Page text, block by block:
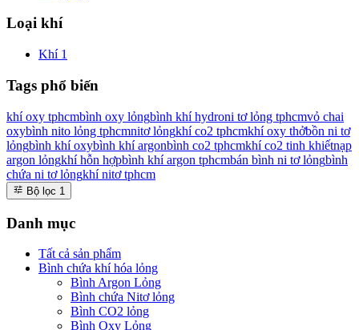
Loại khí
Khí 1
Tags phổ biến
khí oxy tphcmbình oxy lỏngbình khí hydroni tơ lỏng tphcmvỏ chai
oxybình nito lỏng tphcmnitơ lỏngkhí co2 tphcmkhí oxy thởbồn ni tơ
lỏngbình khí oxybình khí argonbình co2 tphcmkhí co2 tinh khiếtnạp
argon lỏngkhí hỗn hợpbình khí argon tphcmbán bình ni tơ lỏngbình
chứa ni tơ lỏngkhí nitơ tphcm
Bộ lọc 1
Danh mục
Tất cả sản phẩm
Bình chứa khí hóa lỏng
Bình Argon Lỏng
Bình chứa Nitơ lỏng
Bình CO2 lỏng
Bình Oxy Lỏng